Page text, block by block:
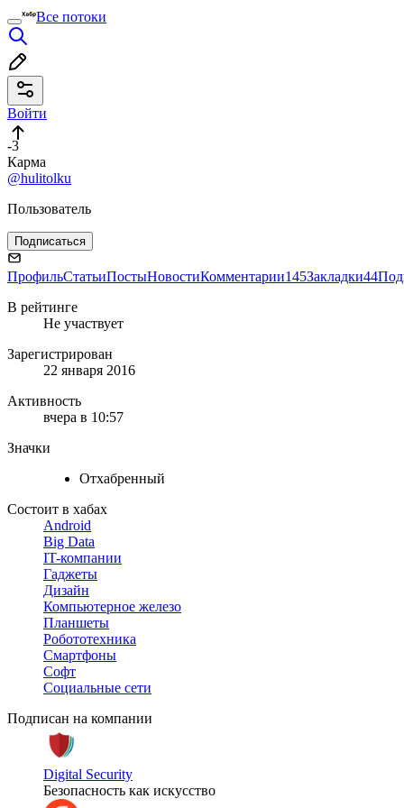
Все потоки
Войти
-3
Карма
@hulitolku
Пользователь
Подписаться
ПрофильСтатьиПостыНовостиКомментарии145Закладки44
В рейтинге
Не участвует
Зарегистрирован
22 января 2016
Активность
вчера в 10:57
Значки
Отхабренный
Состоит в хабах
Android
Big Data
IT-компании
Гаджеты
Дизайн
Компьютерное железо
Планшеты
Робототехника
Смартфоны
Софт
Социальные сети
Подписан на компании
Digital Security
Безопасность как искусство